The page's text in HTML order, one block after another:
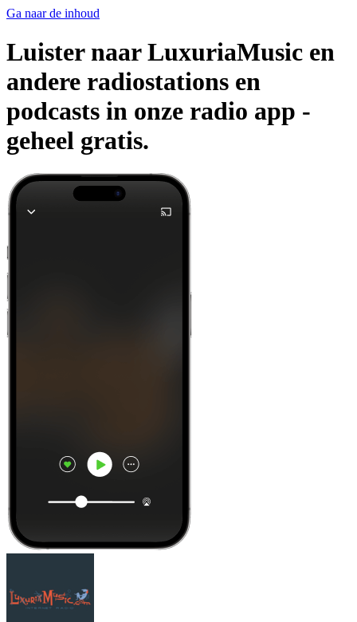
Ga naar de inhoud
Luister naar LuxuriaMusic en
andere radiostations en
podcasts in onze radio app -
geheel gratis.